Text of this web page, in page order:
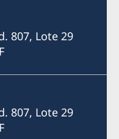
2021: cocriando o
LGBTQI+
a
807, Lote 29
807, Lote 29